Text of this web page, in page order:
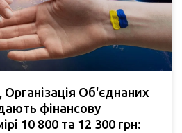
Об'єднаних
фінансову
10 800 та 12 300 грн: